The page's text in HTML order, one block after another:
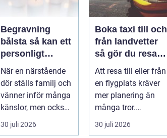
Begravning
bålsta så kan ett
personligt
avsked formas
När en närstående
dör ställs familj och
vänner inför många
känslor, men också
praktiska beslut. En
b...
30 juli 2026
Boka taxi till och
från landvetter
så gör du resan
trygg och
smidig
Att resa till eller från
en flygplats kräver
mer planering än
många tror.
Flygtider, packning,
säker...
30 juli 2026